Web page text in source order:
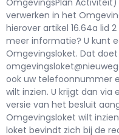
verwerken in het
hierover artikel 16.64a lid
meer informatie? U kunt
Omgevingsloket. Dat
ook uw telefoonnummer
wilt inzien. U krijgt dan
versie van het besluit
Omgevingsloket wilt
loket bevindt zich bij de